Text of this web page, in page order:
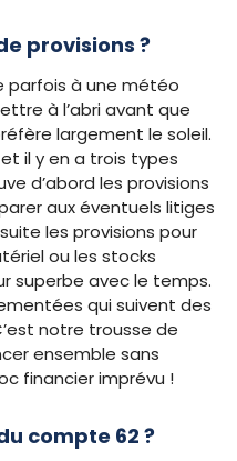
provisions ?
parfois à une météo
à l’abri avant que
largement le soleil.
il y en a trois types
d’abord les provisions
aux éventuels litiges
les provisions pour
ou les stocks
superbe avec le temps.
qui suivent des
notre trousse de
ensemble sans
financier imprévu !
compte 62 ?